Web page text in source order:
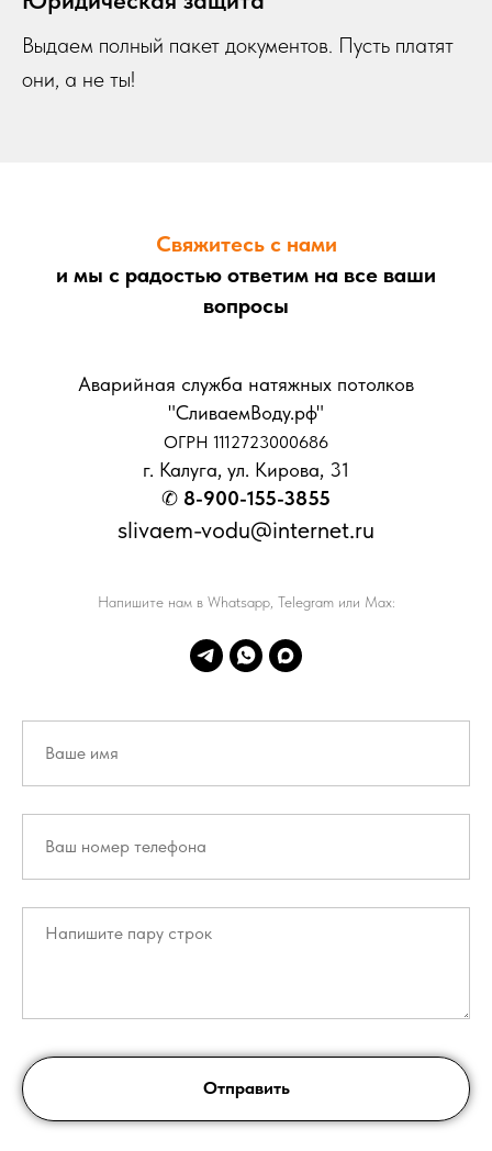
Выдаем полный пакет документов. Пусть платят
они, а не ты!
Свяжитесь с нами
и мы с радостью ответим на все ваши
вопросы
Аварийная служба натяжных потолков
"СливаемВоду.рф"
ОГРН 1112723000686
г. Калуга, ул. Кирова, 31
✆ 8-900-155-3855
slivaem-vodu@internet.ru
Напишите нам в Whatsapp, Telegram или Max:
Отправить